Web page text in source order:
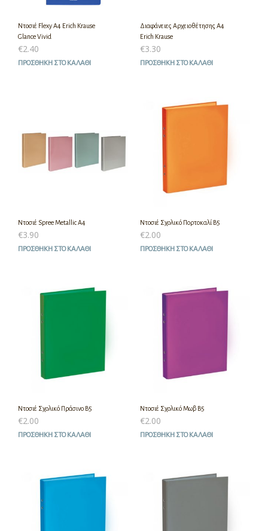
Ντοσιέ Flexy A4 Erich Krause
Glance Vivid
€2.40
ΠΡΟΣΘΉΚΗ ΣΤΟ ΚΑΛΆΘΙ
Διαφάνειες Αρχειοθέτησης A4
Erich Krause
€3.30
ΠΡΟΣΘΉΚΗ ΣΤΟ ΚΑΛΆΘΙ
Ντοσιέ Spree Metallic A4
€3.90
ΠΡΟΣΘΉΚΗ ΣΤΟ ΚΑΛΆΘΙ
Ντοσιέ Σχολικό Πορτοκαλί Β5
€2.00
ΠΡΟΣΘΉΚΗ ΣΤΟ ΚΑΛΆΘΙ
Ντοσιέ Σχολικό Πράσινο Β5
€2.00
ΠΡΟΣΘΉΚΗ ΣΤΟ ΚΑΛΆΘΙ
Ντοσιέ Σχολικό Μωβ Β5
€2.00
ΠΡΟΣΘΉΚΗ ΣΤΟ ΚΑΛΆΘΙ